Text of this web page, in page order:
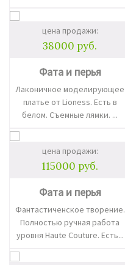
цена продажи:
38000 руб.
Фата и перья
Лаконичное моделирующее
платье от Lioness. Есть в
белом. Съемные лямки. ...
цена продажи:
115000 руб.
Фата и перья
Фантастиченское творение.
Полностью ручная работа
уровня Haute Couture. Есть...